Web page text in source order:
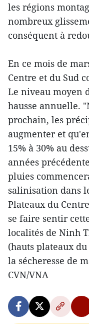
les régions
nombreux
conséquent à
En ce mois de
Centre et du Sud
Le niveau moyen
hausse annuelle.
prochain, les
augmenter et
15% à 30% au
années
pluies
salinisation dans
Plateaux du
se faire sentir
localités de Ninh
(hauts plateaux
la sécheresse de
CVN/VNA